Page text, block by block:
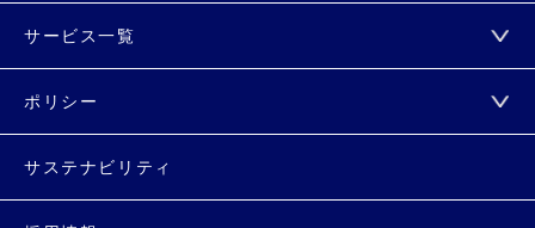
サービス一覧
ポリシー
サステナビリティ